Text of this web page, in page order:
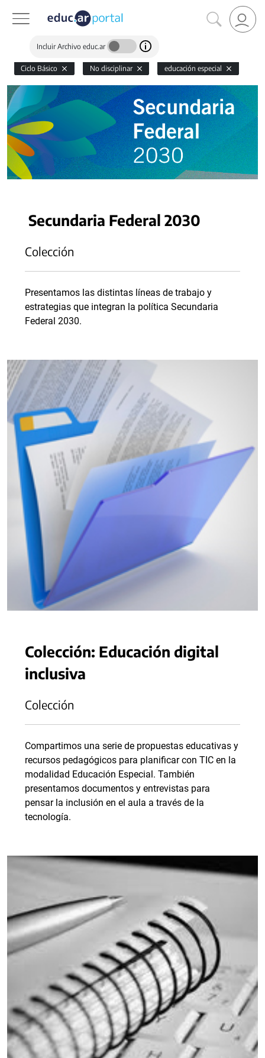
Incluir Archivo educ.ar
Ciclo Básico No disciplinar educación especial
Secundaria Federal 2030
Colección
Presentamos las distintas líneas de trabajo y
estrategias que integran la política Secundaria
Federal 2030.
Colección: Educación digital
inclusiva
Colección
Compartimos una serie de propuestas educativas y
recursos pedagógicos para planificar con TIC en la
modalidad Educación Especial. También
presentamos documentos y entrevistas para
pensar la inclusión en el aula a través de la
tecnología.